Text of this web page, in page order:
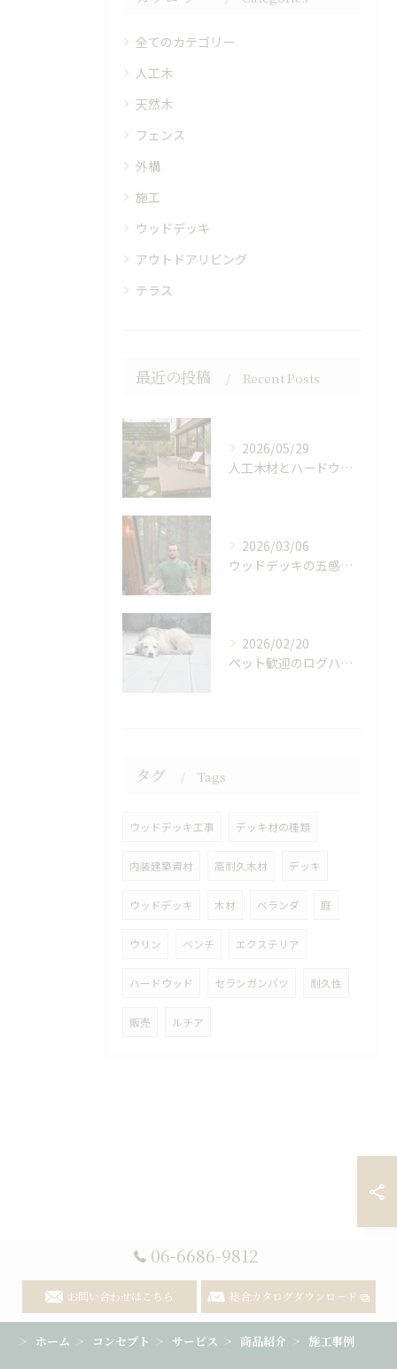
全てのカテゴリー
人工木
天然木
フェンス
外構
施工
ウッドデッキ
アウトドアリビング
テラス
最近の投稿 Recent Posts
2026/05/29
人工木材とハードウッドで作る快適アウトドアリビング空間
2026/03/06
ウッドデッキの五感が促す生理的リラックス
2026/02/20
ペット歓迎のログハウス貸別荘体験
タグ Tags
ウッドデッキ工事 デッキ材の種類
内装建築資材 高耐久木材 デッキ
ウッドデッキ 木材 ベランダ 庭
ウリン ベンチ エクステリア
ハードウッド セランガンバツ 耐久性
販売 ルチア
06-6686-9812
お問い合わせはこちら 総合カタログダウンロード
ホーム コンセプト サービス 商品紹介 施工事例